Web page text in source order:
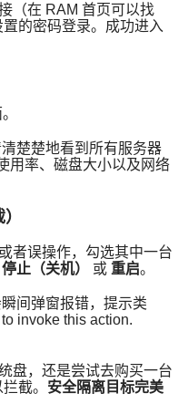
（在 RAM 首页可以找
的密码登录。成功进入
楚楚地看到所有服务器
用率、磁盘大小以及网络
者误操作，勾选其中一台
停止（关机） 或 重启。
间弹窗报错，提示类
invoke this action.
盘，还是尝试去购买一台
截。 安全隔离目标完美